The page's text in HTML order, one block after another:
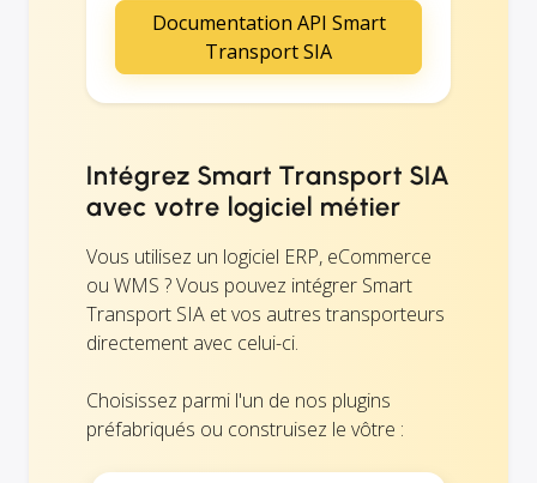
Documentation API Smart
Transport SIA
Intégrez Smart Transport SIA
avec votre logiciel métier
Vous utilisez un logiciel ERP, eCommerce
ou WMS ? Vous pouvez intégrer Smart
Transport SIA et vos autres transporteurs
directement avec celui-ci.
Choisissez parmi l'un de nos plugins
préfabriqués ou construisez le vôtre :